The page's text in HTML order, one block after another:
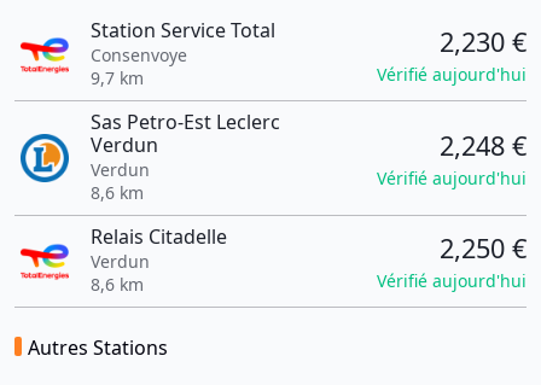
Station Service Total
Consenvoye
9,7 km
2,230 €
Vérifié aujourd'hui
Sas Petro-Est Leclerc
Verdun
Verdun
8,6 km
2,248 €
Vérifié aujourd'hui
Relais Citadelle
Verdun
8,6 km
2,250 €
Vérifié aujourd'hui
Autres Stations